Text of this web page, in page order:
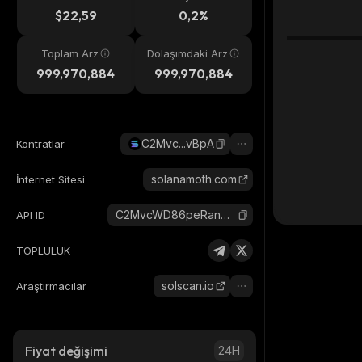
$22,59 0,2%
Toplam Arz
999,970,884
Dolaşımdaki Arz
999,970,884
Kontratlar C2Mvc...vBpA
İnternet Sitesi solanamoth.com
API ID C2MvcWD86peRanQAnJfiDPurs7e7CkMsnP1bHBNJvBpA_solana
TOPLULUK
Araştırmacılar solscan.io
Fiyat değişimi 24H